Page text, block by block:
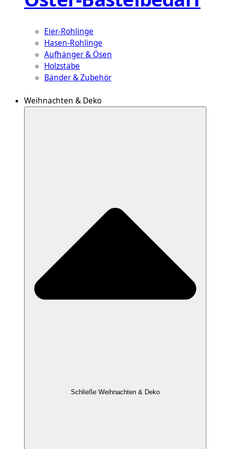
Eier-Rohlinge
Hasen-Rohlinge
Aufhänger & Ösen
Holzstäbe
Bänder & Zubehör
Weihnachten & Deko
Schließe Weihnachten & Deko